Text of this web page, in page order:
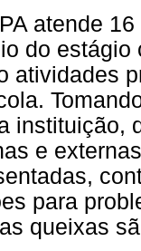
atende
do
atividades
instituição,
e
para
queixas